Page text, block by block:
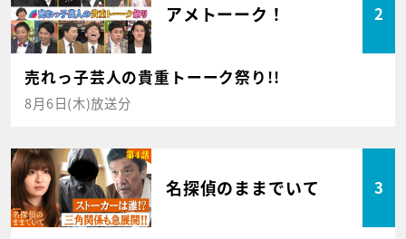
アメトーーク！ 2
売れっ子芸人の貴重トーーク祭り!!
8月6日(木)放送分
名探偵のままでいて 3